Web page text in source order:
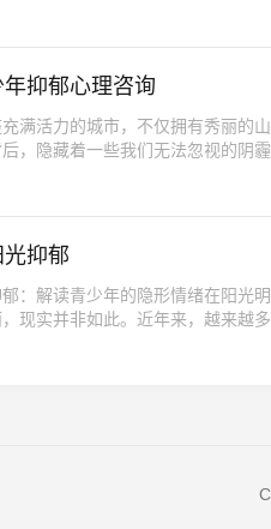
抑郁心理咨询
满活力的城市，不仅拥有秀丽的
，隐藏着一些我们无法忽视的阴
抑郁
：解读青少年的隐形情绪在阳光
现实并非如此。近年来，越来越